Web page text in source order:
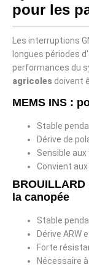
pour les
Les interruptions
longues périodes
performances du
agricoles doivent
MEMS INS :
Stable
Dérive de
Sensible
Convient
la canopée
Stable
Dérive ARW
Forte
Nécessaire